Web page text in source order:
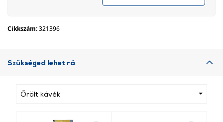
Cikkszám:321396
Szükséged lehet rá
Őrölt kávék